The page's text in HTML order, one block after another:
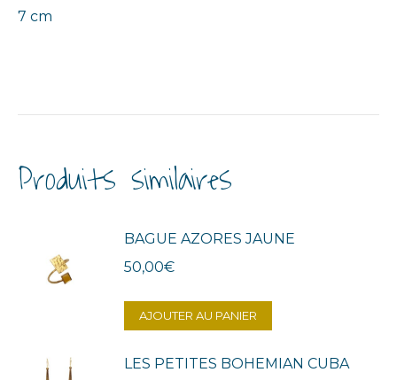
7 cm
Produits similaires
BAGUE AZORES JAUNE
50,00€
AJOUTER AU PANIER
LES PETITES BOHEMIAN CUBA